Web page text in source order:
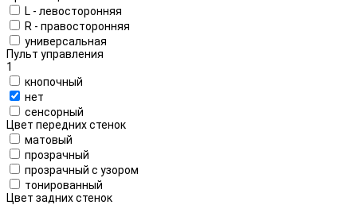
L - левосторонняя
R - правосторонняя
универсальная
Пульт управления
1
кнопочный
нет
сенсорный
Цвет передних стенок
матовый
прозрачный
прозрачный с узором
тонированный
Цвет задних стенок